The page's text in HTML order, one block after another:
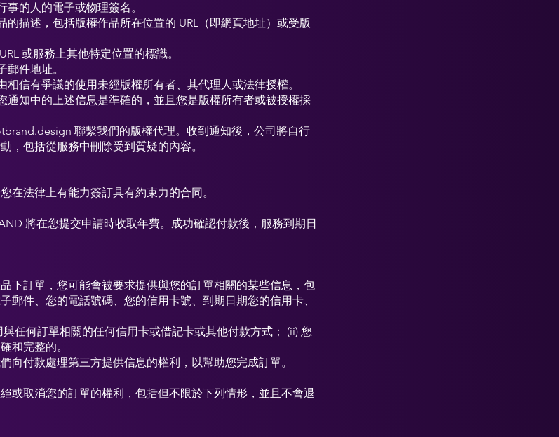
的人的電子或物理簽名。
描述，包括版權作品所在位置的 URL（即網頁地址）或受版
或服務上其他特定位置的標識。
件地址。
信有爭議的使用未經版權所有者、其代理人或法律授權。
知中的上述信息是準確的，並且您是版權所有者或被授權採
聯繫我們的版權代理。收到通知後，公司將自行
，包括從服務中刪除受到質疑的內容。
在法律上有能力簽訂具有約束力的合同。
將在您提交申請時收取年費。成功確認付款後，服務到期日
下訂單，您可能會被要求提供與您的訂單相關的某些信息，包
郵件、您的電話號碼、您的信用卡號、到期日期您的信用卡、
任何訂單相關的任何信用卡或借記卡或其他付款方式； (ii) 您
和完整的。
向付款處理第三方提供信息的權利，以幫助您完成訂單。
或取消您的訂單的權利，包括但不限於下列情形，並且不會退